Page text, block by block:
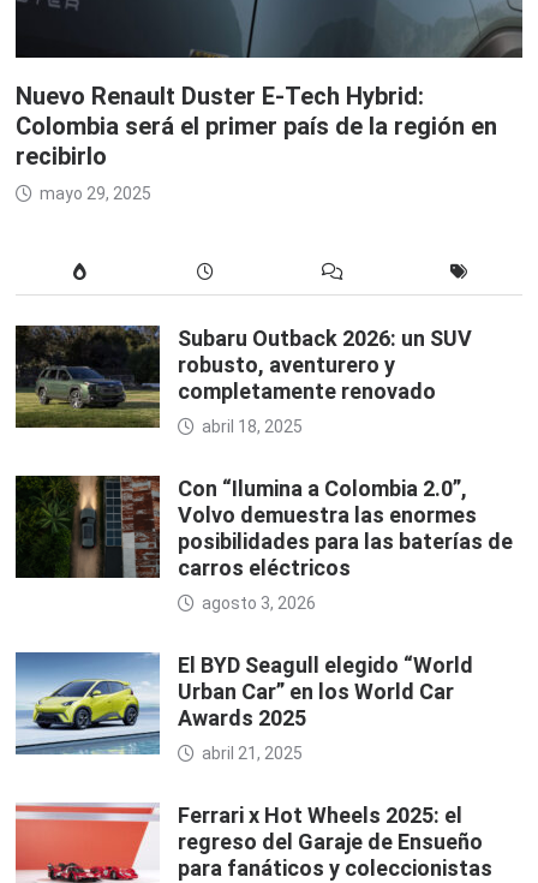
Nuevo Renault Duster E-Tech Hybrid:
Colombia será el primer país de la región en
recibirlo
mayo 29, 2025
Subaru Outback 2026: un SUV
robusto, aventurero y
completamente renovado
abril 18, 2025
Con “Ilumina a Colombia 2.0”,
Volvo demuestra las enormes
posibilidades para las baterías de
carros eléctricos
agosto 3, 2026
El BYD Seagull elegido “World
Urban Car” en los World Car
Awards 2025
abril 21, 2025
Ferrari x Hot Wheels 2025: el
regreso del Garaje de Ensueño
para fanáticos y coleccionistas